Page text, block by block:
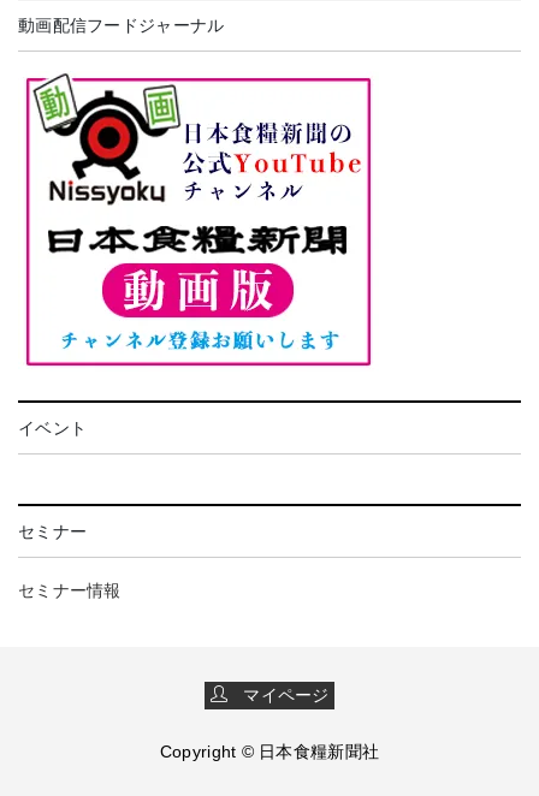
動画配信フードジャーナル
イベント
セミナー
セミナー情報
マイページ
Copyright © 日本食糧新聞社